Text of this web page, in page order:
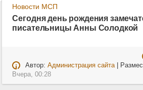
Новости МСП
Сегодня день рождения
писательницы Анны Солодкой
Автор: Администрация сайта|
Вчера, 00:28